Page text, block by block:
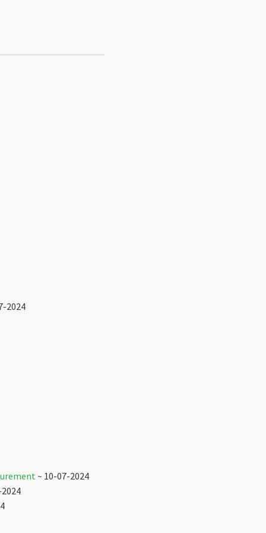
2024
~ 10-07-2024